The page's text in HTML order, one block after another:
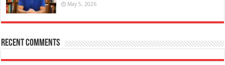
May 5, 2026
Recent Comments